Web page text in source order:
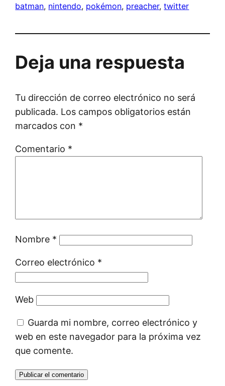
batman, nintendo, pokémon, preacher, twitter
Deja una respuesta
Tu dirección de correo electrónico no será
publicada. Los campos obligatorios están
marcados con *
Comentario *
Nombre *
Correo electrónico *
Web
Guarda mi nombre, correo electrónico y
web en este navegador para la próxima vez
que comente.